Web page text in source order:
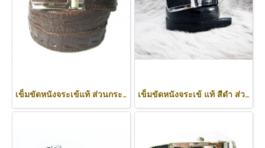
เข็มขัดหนังจระเข้แท้ ส่วนกระดูกหลัง ถักขอบ สีน้ำตาลช็อกโกแลต #CRM644B-03 เข็มขัดหนังจระเข้ แท้ สีดำ ส่วนท้อง #CRM640B-ฺBL